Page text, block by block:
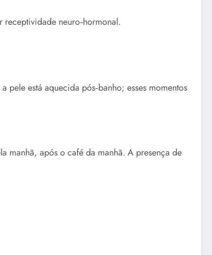
neuro‑hormonal.
está aquecida pós‑banho; esses momentos
manhã, após o café da manhã. A presença de